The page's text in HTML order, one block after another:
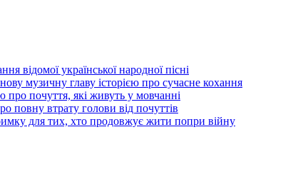
відомої української народної пісні
музичну главу історією про сучасне кохання
почуття, які живуть у мовчанні
повну втрату голови від почуттів
для тих, хто продовжує жити попри війну